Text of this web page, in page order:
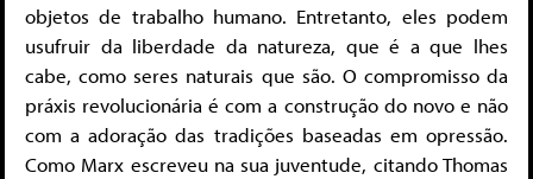
objetos de trabalho humano. Entretanto, eles podem
usufruir da liberdade da natureza, que é a que lhes
cabe, como seres naturais que são. O compromisso da
práxis revolucionária é com a construção do novo e não
com a adoração das tradições baseadas em opressão.
Como Marx escreveu na sua juventude, citando Thomas